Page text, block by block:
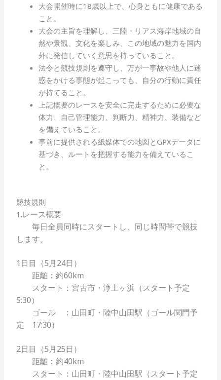
大会開催時に18歳以上で、心身ともに健康である
こと。
大会の主旨を理解し、三陸・リアス海岸地域の自
然や景観、文化を楽しみ、この地域の魅力を国内
外に発信していく意思を持っていること。
法令と競技規則を遵守し、万が一事故や他人に迷
惑をかける事態が起こっても、自分の行動に責任
が持てること。
上記概要のレースを安全に完走するために必要な
体力、自己管理能力、判断力、精神力、装備など
を備えていること。
事前に提供される紙媒体での地図とGPXデータに
基づき、ルートを把握する能力を備えているこ
と。
競技規則
1.レース概要
毎日全員同時にスタートし、同じ時間帯で競技
します。
1日目（5月24日）
距離：約60km
スタート：宮古市・浄土ヶ浜（スタート予定
5:30）
ゴール ：山田町・陸中山田駅（ゴール関門予
定 17:30）
2日目（5月25日）
距離：約40km
スタート：山田町・陸中山田駅（スタート予定